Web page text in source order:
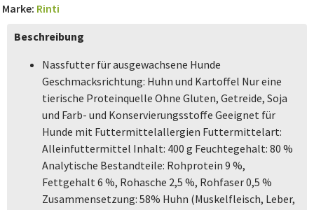
Marke: Rinti
Beschreibung
Nassfutter für ausgewachsene Hunde
Geschmacksrichtung: Huhn und Kartoffel Nur eine
tierische Proteinquelle Ohne Gluten, Getreide, Soja
und Farb- und Konservierungsstoffe Geeignet für
Hunde mit Futtermittelallergien Futtermittelart:
Alleinfuttermittel Inhalt: 400 g Feuchtegehalt: 80 %
Analytische Bestandteile: Rohprotein 9 %,
Fettgehalt 6 %, Rohasche 2,5 %, Rohfaser 0,5 %
Zusammensetzung: 58% Huhn (Muskelfleisch, Leber,